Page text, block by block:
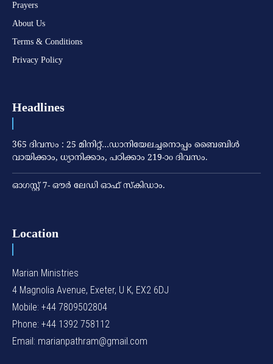
Prayers
About Us
Terms & Conditions
Privacy Policy
Headlines
365 ദിവസം : 25 മിനിറ്റ്…ഡാനിയേലച്ചനൊപ്പം ബൈബിൾ
വായിക്കാം, ധ്യാനിക്കാം, പഠിക്കാം 219-ാo ദിവസം.
ഓഗസ്റ്റ് 7- ഔര്‍ ലേഡി ഓഫ് സ്‌കിഡാം.
Location
Marian Ministries
4 Magnolia Avenue, Exeter, U K, EX2 6DJ
Mobile: +44 7809502804
Phone: +44 1392 758112
Email: marianpathram@gmail.com